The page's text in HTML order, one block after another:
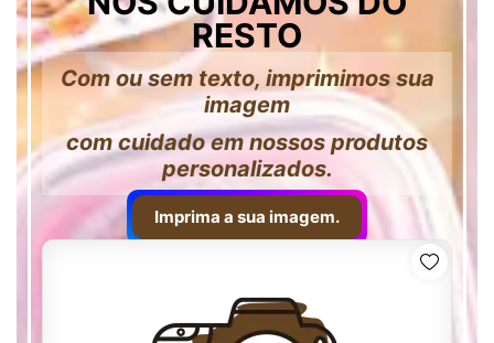
RESTO
Com ou sem texto, imprimimos sua
imagem
com cuidado em nossos produtos
personalizados.
Imprima a sua imagem.